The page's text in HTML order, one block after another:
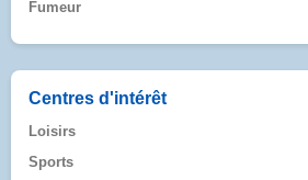
Fumeur
Centres d'intérêt
Loisirs
Sports